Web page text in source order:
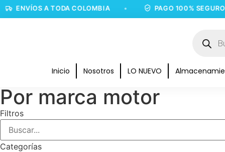
ENVÍOS A TODA COLOMBIA • PAGO 100% SEGURO •
Inicio Nosotros LO NUEVO
Por marca motor
Filtros
Categorías